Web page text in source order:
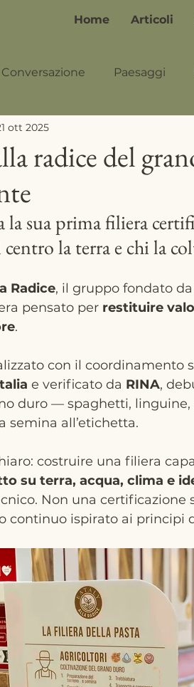
Home Articoli
Conversazione Paesaggi
radice del
ott 2025
la sua prima filiera
la terra e chi la
Radice, il gruppo fondato
pensato per restituire
.
con il coordinamento
e verificato da RINA,
duro — spaghetti,
semina all’etichetta.
costruire una filiera
su terra, acqua, clima e
Non una certificazione
continuo ispirato ai principi